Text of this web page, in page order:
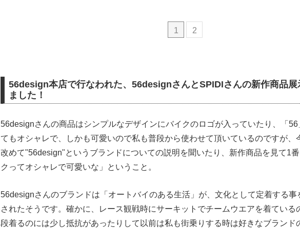
1 2
56design本店で行なわれた、56designさんとSPIDIさんの新作商品展
ました！
56designさんの商品はシンプルなデザインにバイクのロゴが入っていたり、「
てもオシャレで、しかも可愛いので私も普段から使わせて頂いているのですが、
改めて"56design"というブランドについての説明を聞いたり、新作商品を見て1
クってオシャレで可愛いな」ということ。
56designさんのブランドは「オートバイのある生活」が、文化として定着する事
されたそうです。確かに、レース観戦時にサーキットでチームウエアを着ている
段着るのには少し抵抗があったりして以前は私も街乗りする時は好きなブランド